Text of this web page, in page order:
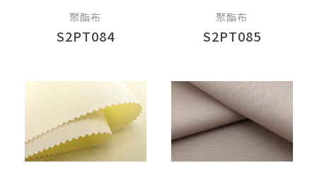
聚酯布
S2PT084
聚酯布
S2PT085